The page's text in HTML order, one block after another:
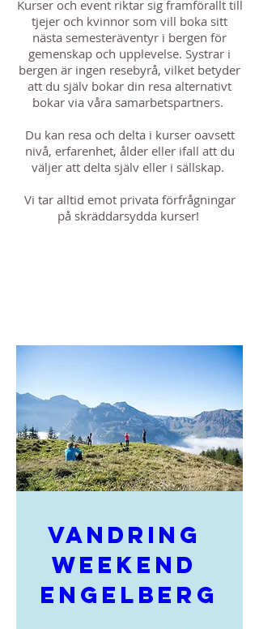
Kurser och event riktar sig framförallt till
tjejer och kvinnor som vill boka sitt
nästa semesteräventyr i bergen för
gemenskap och upplevelse. Systrar i
bergen är ingen resebyrå, vilket betyder
att du själv bokar din resa alternativt
bokar via våra samarbetspartners.
Du kan resa och delta i kurser oavsett
nivå, erfarenhet, ålder eller ifall att du
väljer att delta själv eller i sällskap.
Vi tar alltid emot privata förfrågningar
på skräddarsydda kurser!
Vandring
weekend
Engelberg